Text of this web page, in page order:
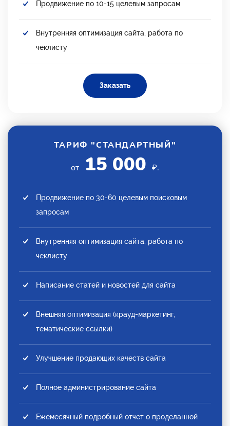
Продвижение по 10-15 целевым запросам
Внутренняя оптимизация сайта, работа по
чеклисту
Заказать
ТАРИФ "СТАНДАРТНЫЙ"
от 15 000 ₽.
Продвижение по 30-60 целевым поисковым
запросам
Внутренняя оптимизация сайта, работа по
чеклисту
Написание статей и новостей для сайта
Внешняя оптимизация (крауд-маркетинг,
тематические ссылки)
Улучшение продающих качеств сайта
Полное администрирование сайта
Ежемесячный подробный отчет о проделанной